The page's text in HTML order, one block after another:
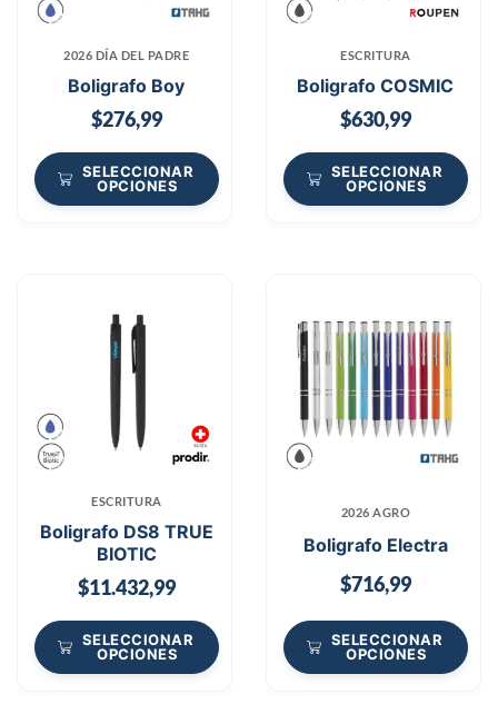
2026 DÍA DEL PADRE
Boligrafo Boy
$276,99
SELECCIONAR
OPCIONES
ESCRITURA
Boligrafo COSMIC
$630,99
SELECCIONAR
OPCIONES
ESCRITURA
Boligrafo DS8 TRUE
BIOTIC
$11.432,99
SELECCIONAR
OPCIONES
2026 AGRO
Boligrafo Electra
$716,99
SELECCIONAR
OPCIONES